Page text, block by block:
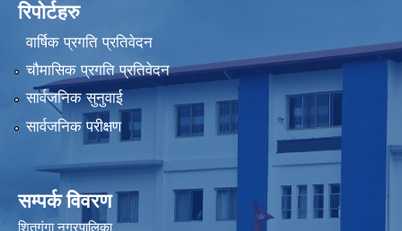
रिपोर्टहरु
वार्षिक प्रगति प्रतिवेदन
चौमासिक प्रगति प्रतिवेदन
सार्वजनिक सुनुवाई
सार्वजनिक परीक्षण
सम्पर्क विवरण
शितगंगा नगरपालिका